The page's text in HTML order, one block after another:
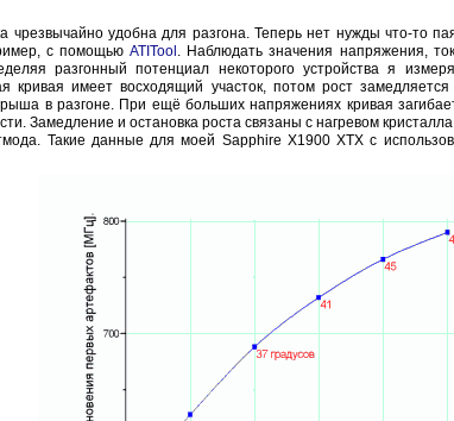
чрезвычайно удобна для разгона. Теперь нет нужды что-то
с помощьюATITool . Наблюдать значения напряжения,
разгонный потенциал некоторого устройства я
кривая имеет восходящий участок, потом рост
в разгоне. При ещё больших напряжениях кривая
Замедление и остановка роста связаны с нагревом
Такие данные для моей Sapphire X1900 XTX с